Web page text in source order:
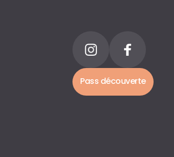
Pass découverte